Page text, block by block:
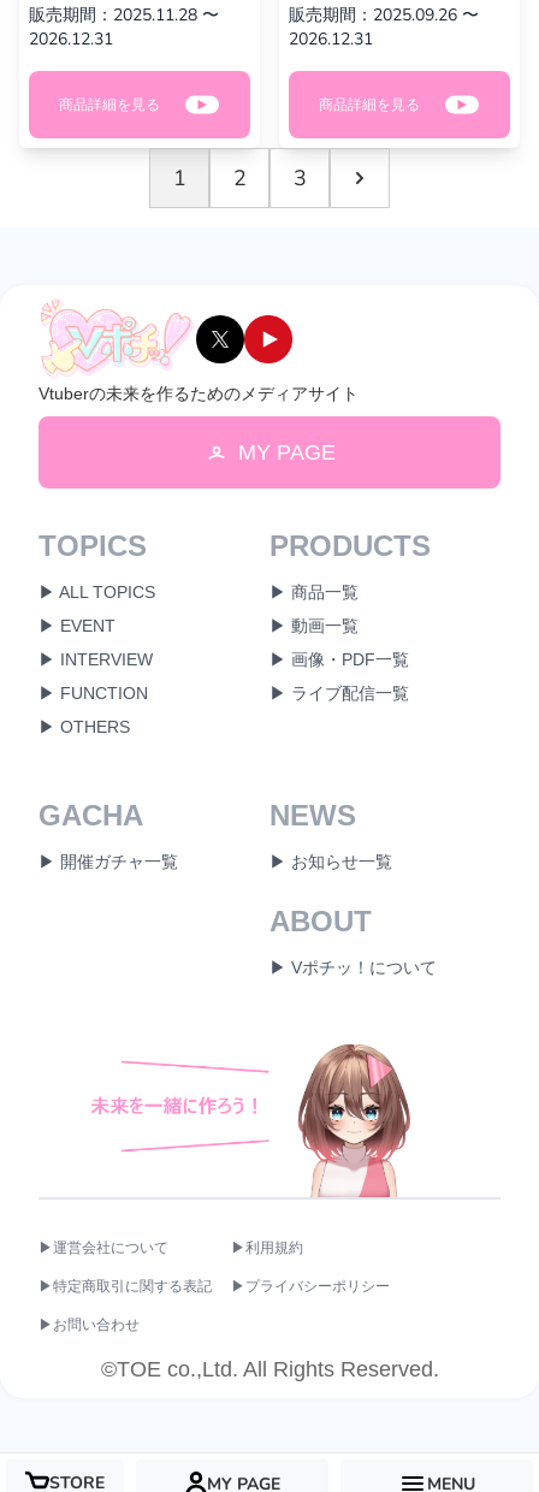
STORE MY PAGE MENU
販売期間：2025.11.28 〜
2026.12.31
商品詳細を見る
販売期間：2025.09.26 〜
2026.12.31
商品詳細を見る
1 2 3
Vtuberの未来を作るためのメディアサイト
MY PAGE
TOPICS
▶ ALL TOPICS
▶ EVENT
▶ INTERVIEW
▶ FUNCTION
▶ OTHERS
PRODUCTS
▶ 商品一覧
▶ 動画一覧
▶ 画像・PDF一覧
▶ ライブ配信一覧
GACHA
▶ 開催ガチャ一覧
NEWS
▶ お知らせ一覧
ABOUT
▶ Vポチッ！について
▶運営会社について ▶利用規約
▶特定商取引に関する表記 ▶プライバシーポリシー
▶お問い合わせ
©TOE co.,Ltd. All Rights Reserved.